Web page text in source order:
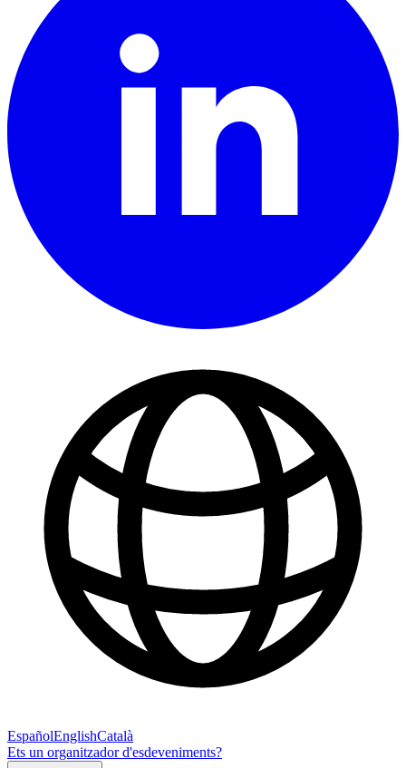
EspañolEnglishCatalà
Ets un organitzador d'esdeveniments?